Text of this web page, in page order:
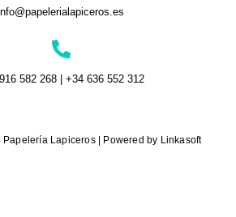
582 268 | +34 636 552 312
Lapiceros | Powered by Linkasoft